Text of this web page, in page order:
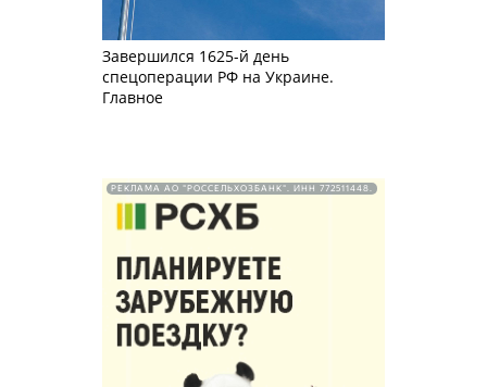
Завершился 1625-й день
спецоперации РФ на Украине.
Главное
РЕКЛАМА АО "РОССЕЛЬХОЗБАНК". ИНН 772511448.